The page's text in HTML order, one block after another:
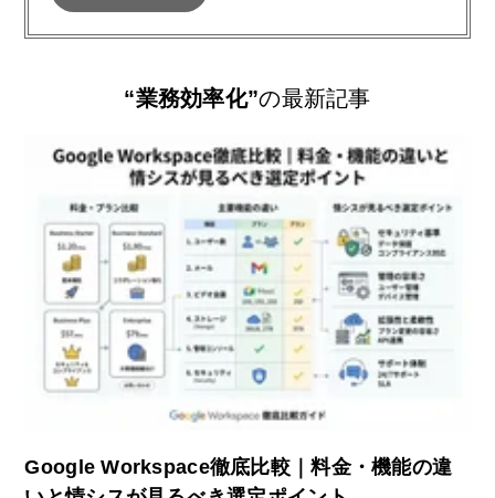
“業務効率化”の最新記事
Google Workspace徹底比較｜料金・機能の違